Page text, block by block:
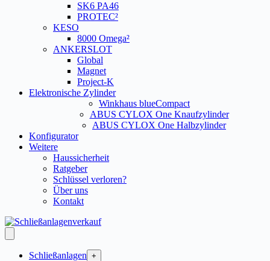
SK6 PA46
PROTEC²
KESO
8000 Omega²
ANKERSLOT
Global
Magnet
Project-K
Elektronische Zylinder
Winkhaus blueCompact
ABUS CYLOX One Knaufzylinder
ABUS CYLOX One Halbzylinder
Konfigurator
Weitere
Haussicherheit
Ratgeber
Schlüssel verloren?
Über uns
Kontakt
Schließanlagen +